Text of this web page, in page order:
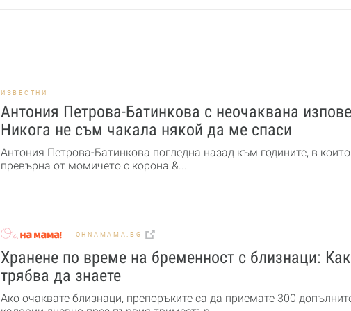
ИЗВЕСТНИ
Антония Петрова-Батинкова с неочаквана
Никога не съм чакала някой да ме спаси
Антония Петрова-Батинкова погледна назад към годините, в
превърна от момичето с корона &...
OHNAMAMA.BG
Хранене по време на бременност с близнаци:
трябва да знаете
Ако очаквате близнаци, препоръките са да приемате 300